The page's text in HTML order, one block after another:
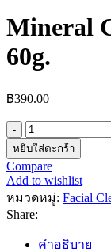
Mineral
60g.
฿390.00
จำนวน
Mineral
CC
Cream
Sunscreen
60g.
ชิ้น
หยิบใส่ตะกร้า
Compare
Add to wishlist
หมวดหมู่: Facial
Share:
คำอธิบาย